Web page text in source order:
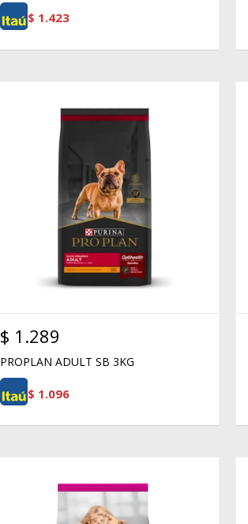
$ 1.423
$ 1.289
PROPLAN ADULT SB 3KG
$ 1.096